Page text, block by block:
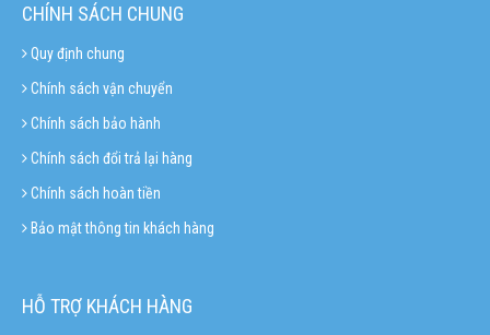
CHÍNH SÁCH CHUNG
Quy định chung
Chính sách vận chuyển
Chính sách bảo hành
Chính sách đổi trả lại hàng
Chính sách hoàn tiền
Bảo mật thông tin khách hàng
HỖ TRỢ KHÁCH HÀNG